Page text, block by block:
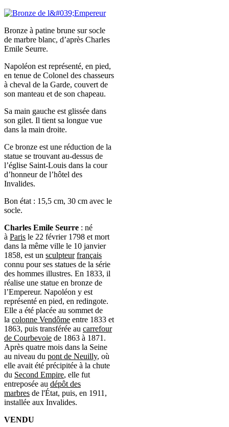
Bronze à patine brune sur socle
de marbre blanc, d’après Charles
Emile Seurre.
Napoléon est représenté, en pied,
en tenue de Colonel des chasseurs
à cheval de la Garde, couvert de
son manteau et de son chapeau.
Sa main gauche est glissée dans
son gilet. Il tient sa longue vue
dans la main droite.
Ce bronze est une réduction de la
statue se trouvant au-dessus de
l’église Saint-Louis dans la cour
d’honneur de l’hôtel des
Invalides.
Bon état : 15,5 cm, 30 cm avec le
socle.
Charles Emile Seurre : né
à Paris le 22 février 1798 et mort
dans la même ville le 10 janvier
1858, est un sculpteur français
connu pour ses statues de la série
des hommes illustres. En 1833, il
réalise une statue en bronze de
l’Empereur. Napoléon y est
représenté en pied, en redingote.
Elle a été placée au sommet de
la colonne Vendôme entre 1833 et
1863, puis transférée au carrefour
de Courbevoie de 1863 à 1871.
Après quatre mois dans la Seine
au niveau du pont de Neuilly, où
elle avait été précipitée à la chute
du Second Empire, elle fut
entreposée au dépôt des
marbres de l'État, puis, en 1911,
installée aux Invalides.
VENDU